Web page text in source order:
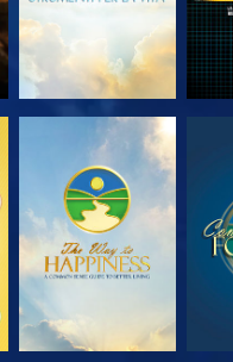
GUARDA